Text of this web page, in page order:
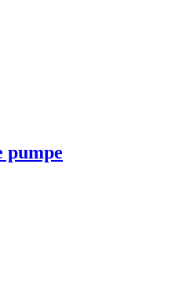
pumpe